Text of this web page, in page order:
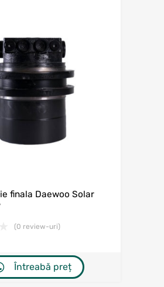
finala Daewoo Solar
(0 review-uri)
Întreabă preț